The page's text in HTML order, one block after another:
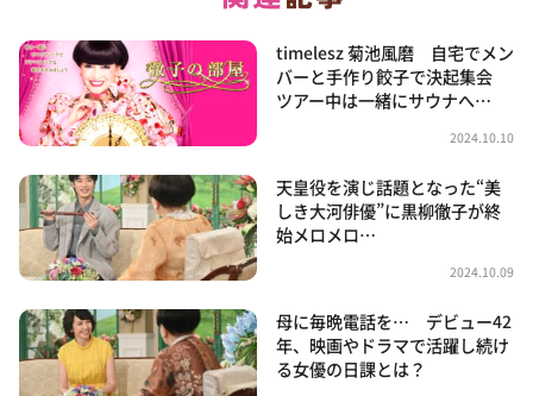
timelesz 菊池風磨 自宅でメン
バーと手作り餃子で決起集会
ツアー中は一緒にサウナへ…
2024.10.10
天皇役を演じ話題となった“美
しき大河俳優”に黒柳徹子が終
始メロメロ…
2024.10.09
母に毎晩電話を… デビュー42
年、映画やドラマで活躍し続け
る女優の日課とは？